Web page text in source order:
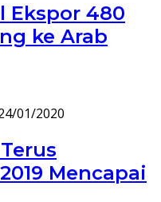
Ekspor 480
ke Arab
01/2020
Mencapai